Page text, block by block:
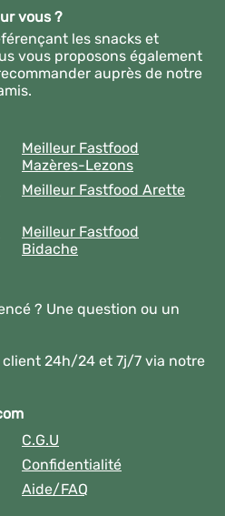
vous ?
les snacks et
vous proposons également
auprès de notre
Meilleur Fastfood
Mazères-Lezons
Meilleur Fastfood Arette
Meilleur Fastfood
Bidache
? Une question ou un
24h/24 et 7j/7 via notre
C.G.U
Confidentialité
Aide/FAQ